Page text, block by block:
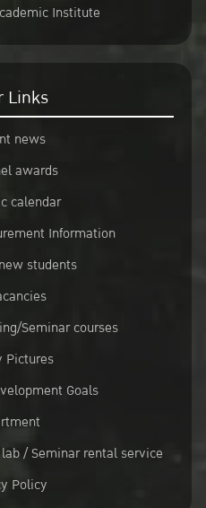
Institute
Links
news
awards
calendar
Information
students
Seminar courses
Goals
/ Seminar rental service
Policy